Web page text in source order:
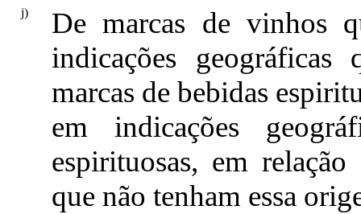
j)
De marcas de vinhos
indicações
marcas de bebidas
em indicações
espirituosas, em
que não tenham essa